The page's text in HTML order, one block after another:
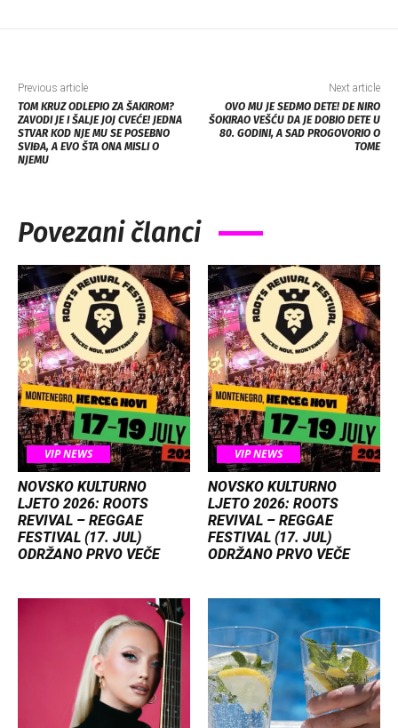
Previous article
TOM KRUZ ODLEPIO ZA ŠAKIROM?
ZAVODI JE I ŠALJE JOJ CVEĆE! JEDNA
STVAR KOD NJE MU SE POSEBNO
SVIĐA, A EVO ŠTA ONA MISLI O
NJEMU
Next article
OVO MU JE SEDMO DETE! DE NIRO
ŠOKIRAO VEŠĆU DA JE DOBIO DETE U
80. GODINI, A SAD PROGOVORIO O
TOME
Povezani članci
VIP NEWS
NOVSKO KULTURNO
LJETO 2026: ROOTS
REVIVAL – REGGAE
FESTIVAL (17. JUL)
ODRŽANO PRVO VEČE
VIP NEWS
NOVSKO KULTURNO
LJETO 2026: ROOTS
REVIVAL – REGGAE
FESTIVAL (17. JUL)
ODRŽANO PRVO VEČE